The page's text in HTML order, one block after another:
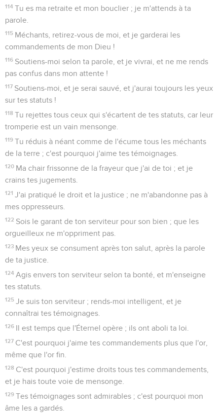
114 Tu es ma retraite et mon bouclier ; je m'attends à ta
parole.
115 Méchants, retirez-vous de moi, et je garderai les
commandements de mon Dieu !
116 Soutiens-moi selon ta parole, et je vivrai, et ne me rends
pas confus dans mon attente !
117 Soutiens-moi, et je serai sauvé, et j'aurai toujours les yeux
sur tes statuts !
118 Tu rejettes tous ceux qui s'écartent de tes statuts, car leur
tromperie est un vain mensonge.
119 Tu réduis à néant comme de l'écume tous les méchants
de la terre ; c'est pourquoi j'aime tes témoignages.
120 Ma chair frissonne de la frayeur que j'ai de toi ; et je
crains tes jugements.
121 J'ai pratiqué le droit et la justice ; ne m'abandonne pas à
mes oppresseurs.
122 Sois le garant de ton serviteur pour son bien ; que les
orgueilleux ne m'oppriment pas.
123 Mes yeux se consument après ton salut, après la parole
de ta justice.
124 Agis envers ton serviteur selon ta bonté, et m'enseigne
tes statuts.
125 Je suis ton serviteur ; rends-moi intelligent, et je
connaîtrai tes témoignages.
126 Il est temps que l'Éternel opère ; ils ont aboli ta loi.
127 C'est pourquoi j'aime tes commandements plus que l'or,
même que l'or fin.
128 C'est pourquoi j'estime droits tous tes commandements,
et je hais toute voie de mensonge.
129 Tes témoignages sont admirables ; c'est pourquoi mon
âme les a gardés.